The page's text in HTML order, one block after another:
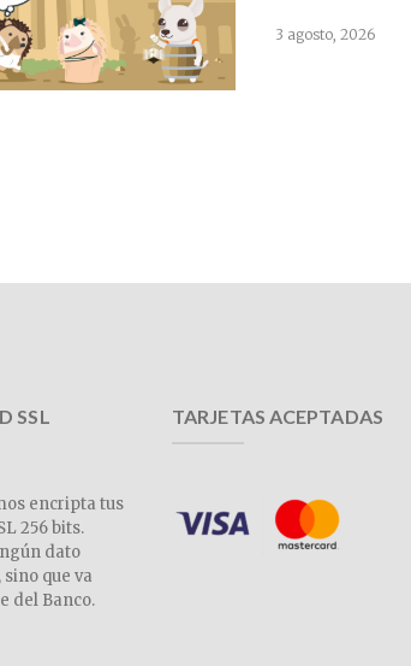
3 agosto, 2026
SSL
encripta tus
256 bits.
dato
que va
del Banco.
TARJETAS ACEPTADAS